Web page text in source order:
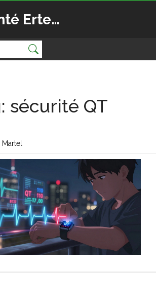
Espace Santé Ertedis
sécurité QT